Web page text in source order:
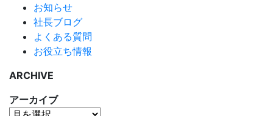
お知らせ
社長ブログ
よくある質問
お役立ち情報
ARCHIVE
アーカイブ